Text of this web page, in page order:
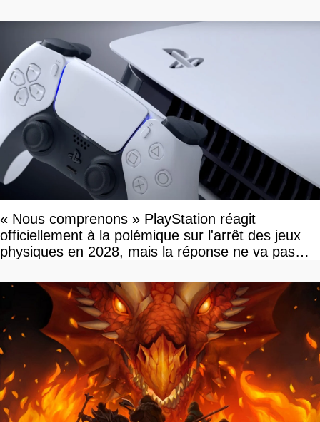
« Nous comprenons » PlayStation réagit
officiellement à la polémique sur l'arrêt des jeux
physiques en 2028, mais la réponse ne va pas